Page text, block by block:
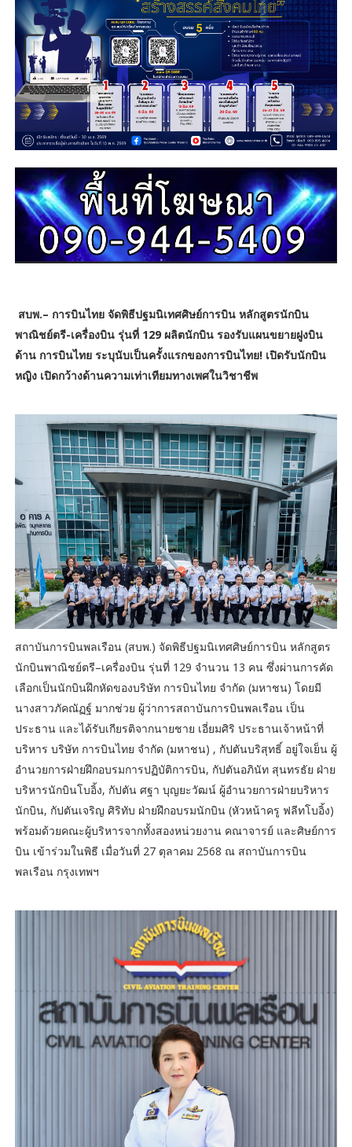
สบพ.– การบินไทย จัดพิธีปฐมนิเทศศิษย์การบิน หลักสูตรนักบิน
พาณิชย์ตรี-เครื่องบิน รุ่นที่ 129 ผลิตนักบิน รองรับแผนขยายฝูงบิน
ด้าน การบินไทย ระบุนับเป็นครั้งแรกของการบินไทย! เปิดรับนักบิน
หญิง เปิดกว้างด้านความเท่าเทียมทางเพศในวิชาชีพ
สถาบันการบินพลเรือน (สบพ.) จัดพิธีปฐมนิเทศศิษย์การบิน หลักสูตร
นักบินพาณิชย์ตรี–เครื่องบิน รุ่นที่ 129 จำนวน 13 คน ซึ่งผ่านการคัด
เลือกเป็นนักบินฝึกหัดของบริษัท การบินไทย จำกัด (มหาชน) โดยมี
นางสาวภัคณัฏฐ์ มากช่วย ผู้ว่าการสถาบันการบินพลเรือน เป็น
ประธาน และได้รับเกียรติจากนายชาย เอี่ยมศิริ ประธานเจ้าหน้าที่
บริหาร บริษัท การบินไทย จำกัด (มหาชน) , กัปตันบริสุทธิ์ อยู่ใจเย็น ผู้
อำนวยการฝ่ายฝึกอบรมการปฏิบัติการบิน, กัปตันอภินัท สุนทรธัย ฝ่าย
บริหารนักบินโบอิ้ง, กัปตัน ศฐา บุญยะวัฒน์ ผู้อำนวยการฝ่ายบริหาร
นักบิน, กัปตันเจริญ ศิริทับ ฝ่ายฝึกอบรมนักบิน (หัวหน้าครู ฟลีทโบอิ้ง)
พร้อมด้วยคณะผู้บริหารจากทั้งสองหน่วยงาน คณาจารย์ และศิษย์การ
บิน เข้าร่วมในพิธี เมื่อวันที่ 27 ตุลาคม 2568 ณ สถาบันการบิน
พลเรือน กรุงเทพฯ